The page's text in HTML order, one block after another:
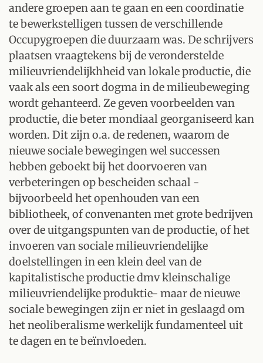
andere groepen aan te gaan en een coordinatie
te bewerkstelligen tussen de verschillende
Occupygroepen die duurzaam was. De schrijvers
plaatsen vraagtekens bij de veronderstelde
milieuvriendelijkhheid van lokale productie, die
vaak als een soort dogma in de milieubeweging
wordt gehanteerd. Ze geven voorbeelden van
productie, die beter mondiaal georganiseerd kan
worden. Dit zijn o.a. de redenen, waarom de
nieuwe sociale bewegingen wel successen
hebben geboekt bij het doorvoeren van
verbeteringen op bescheiden schaal -
bijvoorbeeld het openhouden van een
bibliotheek, of convenanten met grote bedrijven
over de uitgangspunten van de productie, of het
invoeren van sociale milieuvriendelijke
doelstellingen in een klein deel van de
kapitalistische productie dmv kleinschalige
milieuvriendelijke produktie- maar de nieuwe
sociale bewegingen zijn er niet in geslaagd om
het neoliberalisme werkelijk fundamenteel uit
te dagen en te beïnvloeden.